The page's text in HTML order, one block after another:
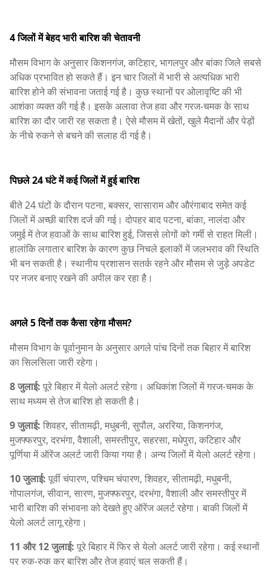
4 जिलों में बेहद भारी बारिश की चेतावनी
मौसम विभाग के अनुसार किशनगंज, कटिहार, भागलपुर और बांका जिले सबसे
अधिक प्रभावित हो सकते हैं। इन चार जिलों में भारी से अत्यधिक भारी
बारिश होने की संभावना जताई गई है। कुछ स्थानों पर ओलावृष्टि की भी
आशंका व्यक्त की गई है। इसके अलावा तेज हवा और गरज-चमक के साथ
बारिश का दौर जारी रह सकता है। ऐसे मौसम में खेतों, खुले मैदानों और पेड़ों
के नीचे रुकने से बचने की सलाह दी गई है।
पिछले 24 घंटे में कई जिलों में हुई बारिश
बीते 24 घंटों के दौरान पटना, बक्सर, सासाराम और औरंगाबाद समेत कई
जिलों में अच्छी बारिश दर्ज की गई। दोपहर बाद पटना, बांका, नालंदा और
जमुई में तेज हवाओं के साथ बारिश हुई, जिससे लोगों को गर्मी से राहत मिली।
हालांकि लगातार बारिश के कारण कुछ निचले इलाकों में जलभराव की स्थिति
भी बन सकती है। स्थानीय प्रशासन सतर्क रहने और मौसम से जुड़े अपडेट
पर नजर बनाए रखने की अपील कर रहा है।
अगले 5 दिनों तक कैसा रहेगा मौसम?
मौसम विभाग के पूर्वानुमान के अनुसार अगले पांच दिनों तक बिहार में बारिश
का सिलसिला जारी रहेगा।
8 जुलाई: पूरे बिहार में येलो अलर्ट रहेगा। अधिकांश जिलों में गरज-चमक के
साथ मध्यम से तेज बारिश हो सकती है।
9 जुलाई: शिवहर, सीतामढ़ी, मधुबनी, सुपौल, अररिया, किशनगंज,
मुजफ्फरपुर, दरभंगा, वैशाली, समस्तीपुर, सहरसा, मधेपुरा, कटिहार और
पूर्णिया में ऑरेंज अलर्ट जारी किया गया है। अन्य जिलों में येलो अलर्ट रहेगा।
10 जुलाई: पूर्वी चंपारण, पश्चिम चंपारण, शिवहर, सीतामढ़ी, मधुबनी,
गोपालगंज, सीवान, सारण, मुजफ्फरपुर, दरभंगा, वैशाली और समस्तीपुर में
भारी बारिश की संभावना को देखते हुए ऑरेंज अलर्ट रहेगा। बाकी जिलों में
येलो अलर्ट लागू रहेगा।
11 और 12 जुलाई: पूरे बिहार में फिर से येलो अलर्ट जारी रहेगा। कई स्थानों
पर रुक-रुक कर बारिश और तेज हवाएं चल सकती हैं।